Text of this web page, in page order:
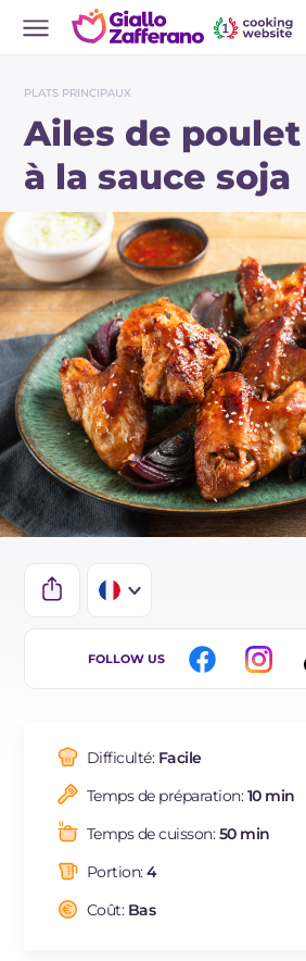
PLATS PRINCIPAUX
Ailes de
à la sauce soja
IT
ES
BR
NL
FOLLOW US
Difficulté: Facile
Temps de préparation:10 min
Temps de cuisson:50 min
Portion:4
Coût: Bas